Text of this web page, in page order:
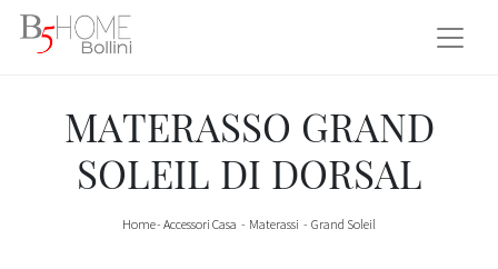
MATERASSO GRAND
SOLEIL DI DORSAL
Home- Accessori Casa - Materassi - Grand Soleil